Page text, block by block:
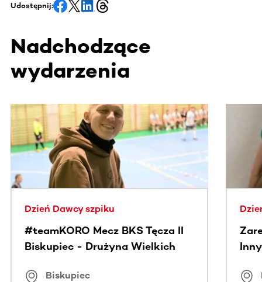
Udostępnij:
Nadchodzące
wydarzenia
Ta sekcja zawiera treści przewijane w poziomie. Użyj
Dzień Dawcy szpiku
#teamKORO Mecz BKS Tęcza II
Biskupiec - Drużyna Wielkich
Biskupiec